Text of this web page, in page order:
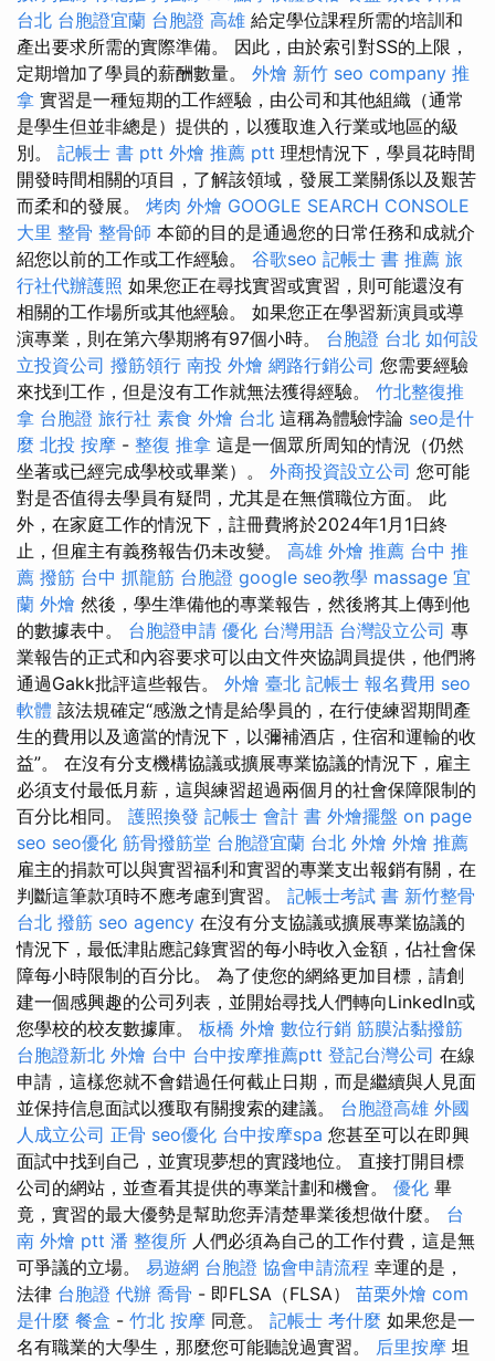
台北 台胞證宜蘭 台胞證 高雄 給定學位課程所需的培訓和
產出要求所需的實際準備。 因此，由於索引對SS的上限，
定期增加了學員的薪酬數量。 外燴 新竹 seo company 推
拿 實習是一種短期的工作經驗，由公司和其他組織（通常
是學生但並非總是）提供的，以獲取進入行業或地區的級
別。 記帳士 書 ptt 外燴 推薦 ptt 理想情況下，學員花時間
開發時間相關的項目，了解該領域，發展工業關係以及艱苦
而柔和的發展。 烤肉 外燴 GOOGLE SEARCH CONSOLE
大里 整骨 整骨師 本節的目的是通過您的日常任務和成就介
紹您以前的工作或工作經驗。 谷歌seo 記帳士 書 推薦 旅
行社代辦護照 如果您正在尋找實習或實習，則可能還沒有
相關的工作場所或其他經驗。 如果您正在學習新演員或導
演專業，則在第六學期將有97個小時。 台胞證 台北 如何設
立投資公司 撥筋領行 南投 外燴 網路行銷公司 您需要經驗
來找到工作，但是沒有工作就無法獲得經驗。 竹北整復推
拿 台胞證 旅行社 素食 外燴 台北 這稱為體驗悖論 seo是什
麼 北投 按摩 - 整復 推拿 這是一個眾所周知的情況（仍然
坐著或已經完成學校或畢業）。 外商投資設立公司 您可能
對是否值得去學員有疑問，尤其是在無償職位方面。 此
外，在家庭工作的情況下，註冊費將於2024年1月1日終
止，但雇主有義務報告仍未改變。 高雄 外燴 推薦 台中 推
薦 撥筋 台中 抓龍筋 台胞證 google seo教學 massage 宜
蘭 外燴 然後，學生準備他的專業報告，然後將其上傳到他
的數據表中。 台胞證申請 優化 台灣用語 台灣設立公司 專
業報告的正式和內容要求可以由文件夾協調員提供，他們將
通過Gakk批評這些報告。 外燴 臺北 記帳士 報名費用 seo
軟體 該法規確定“感激之情是給學員的，在行使練習期間產
生的費用以及適當的情況下，以彌補酒店，住宿和運輸的收
益”。 在沒有分支機構協議或擴展專業協議的情況下，雇主
必須支付最低月薪，這與練習超過兩個月的社會保障限制的
百分比相同。 護照換發 記帳士 會計 書 外燴擺盤 on page
seo seo優化 筋骨撥筋堂 台胞證宜蘭 台北 外燴 外燴 推薦
雇主的捐款可以與實習福利和實習的專業支出報銷有關，在
判斷這筆款項時不應考慮到實習。 記帳士考試 書 新竹整骨
台北 撥筋 seo agency 在沒有分支協議或擴展專業協議的
情況下，最低津貼應記錄實習的每小時收入金額，佔社會保
障每小時限制的百分比。 為了使您的網絡更加目標，請創
建一個感興趣的公司列表，並開始尋找人們轉向LinkedIn或
您學校的校友數據庫。 板橋 外燴 數位行銷 筋膜沾黏撥筋
台胞證新北 外燴 台中 台中按摩推薦ptt 登記台灣公司 在線
申請，這樣您就不會錯過任何截止日期，而是繼續與人見面
並保持信息面試以獲取有關搜索的建議。 台胞證高雄 外國
人成立公司 正骨 seo優化 台中按摩spa 您甚至可以在即興
面試中找到自己，並實現夢想的實踐地位。 直接打開目標
公司的網站，並查看其提供的專業計劃和機會。 優化 畢
竟，實習的最大優勢是幫助您弄清楚畢業後想做什麼。 台
南 外燴 ptt 潘 整復所 人們必須為自己的工作付費，這是無
可爭議的立場。 易遊網 台胞證 協會申請流程 幸運的是，
法律 台胞證 代辦 喬骨 - 即FLSA（FLSA） 苗栗外燴 com
是什麼 餐盒 - 竹北 按摩 同意。 記帳士 考什麼 如果您是一
名有職業的大學生，那麼您可能聽說過實習。 后里按摩 坦